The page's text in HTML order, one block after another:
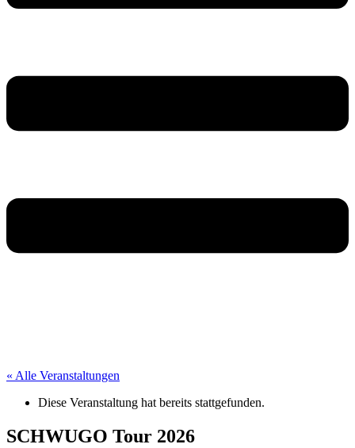
« Alle Veranstaltungen
Diese Veranstaltung hat bereits stattgefunden.
SCHWUGO Tour 2026